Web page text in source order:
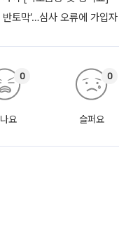
토막’…심사 오류에 가입
요
0
슬퍼요
0